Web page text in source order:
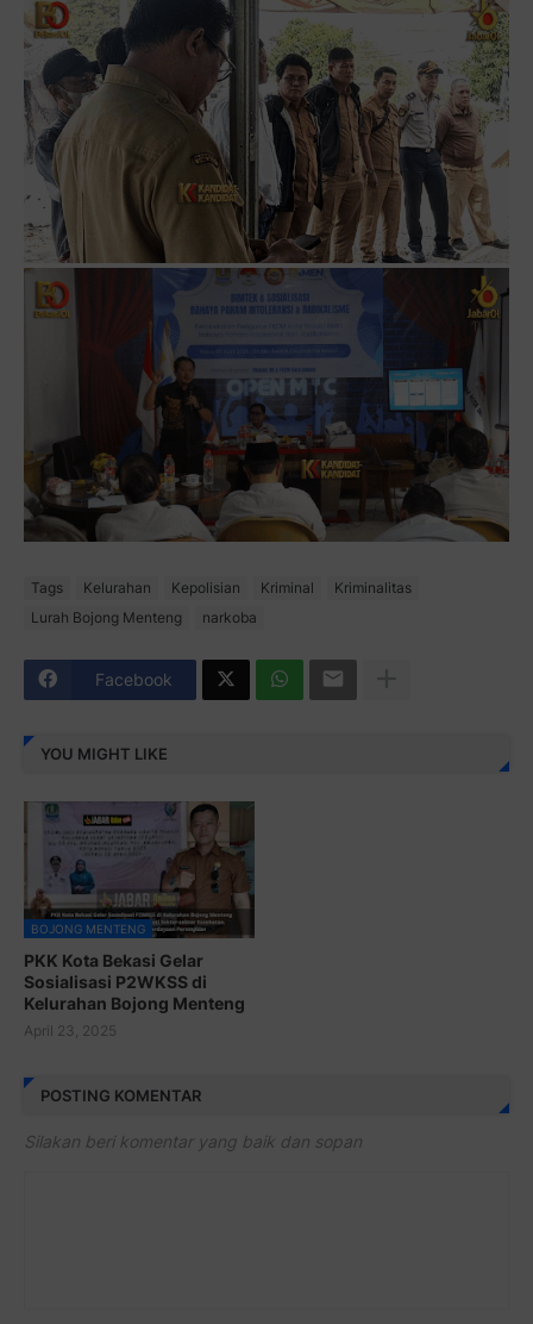
Tags Kelurahan Kepolisian Kriminal
Kriminalitas
Lurah Bojong Menteng
narkoba
Facebook
YOU MIGHT LIKE
BOJONG MENTENG
PKK Kota Bekasi Gelar
Sosialisasi P2WKSS di
Kelurahan Bojong Menteng
April 23, 2025
POSTING KOMENTAR
Silakan beri komentar yang baik dan sopan